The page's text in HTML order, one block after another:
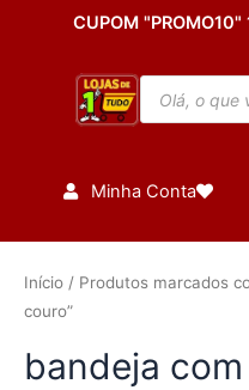
CUPOM "PROMO10"
Pesquisar
produtos
Minha Conta
Início / Produtos marcados
couro”
bandeja